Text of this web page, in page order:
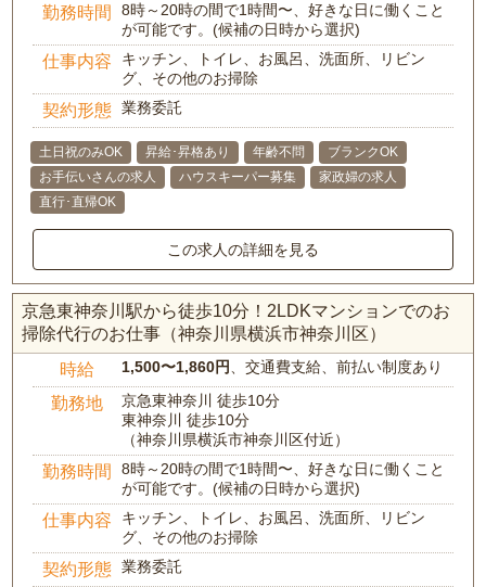
勤務時間
8時～20時の間で1時間〜、好きな日に働くこと
が可能です。(候補の日時から選択)
仕事内容
キッチン、トイレ、お風呂、洗面所、リビン
グ、その他のお掃除
契約形態 業務委託
土日祝のみOK 昇給･昇格あり 年齢不問
ブランクOK
お手伝いさんの求人
ハウスキーパー募集
家政婦の求人
直行･直帰OK
この求人の詳細を見る
京急東神奈川駅から徒歩10分！2LDKマンションでのお
掃除代行のお仕事（神奈川県横浜市神奈川区）
時給 1,500〜1,860円、交通費支給、前払い制度あり
勤務地
京急東神奈川 徒歩10分
東神奈川 徒歩10分
（神奈川県横浜市神奈川区付近）
勤務時間
8時～20時の間で1時間〜、好きな日に働くこと
が可能です。(候補の日時から選択)
仕事内容
キッチン、トイレ、お風呂、洗面所、リビン
グ、その他のお掃除
契約形態 業務委託